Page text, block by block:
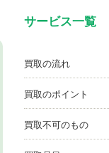
サービス一覧
買取の流れ
買取のポイント
買取不可のもの